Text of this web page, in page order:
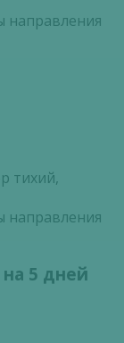
направления
тихий,
направления
5 дней